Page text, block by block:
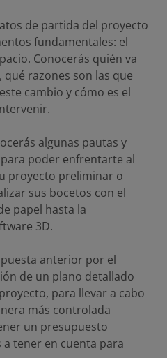
de partida del proyecto
fundamentales: el
Conocerás quién va
razones son las que
cambio y cómo es el
algunas pautas y
poder enfrentarte al
proyecto preliminar o
sus bocetos con el
papel hasta la
3D.
anterior por el
de un plano detallado
para llevar a cabo
más controlada
un presupuesto
tener en cuenta para